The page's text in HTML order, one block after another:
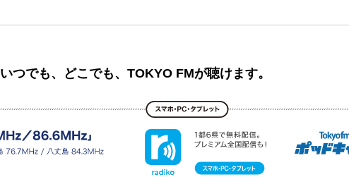
いつでも、どこでも、TOKYO FMが聴けます。